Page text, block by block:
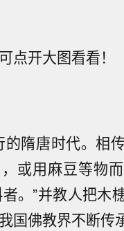
点开大图看看！
隋唐时代。相
或用麻豆等物
。”并教人把木
国佛教界不断传